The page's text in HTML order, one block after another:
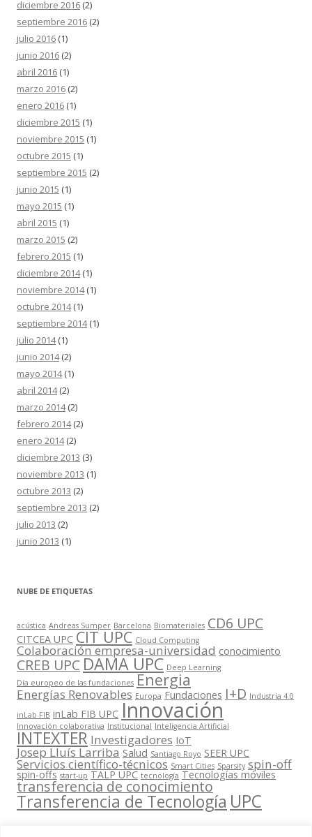
diciembre 2016 (2)
septiembre 2016 (2)
julio 2016 (1)
junio 2016 (2)
abril 2016 (1)
marzo 2016 (2)
enero 2016 (1)
diciembre 2015 (1)
noviembre 2015 (1)
octubre 2015 (1)
septiembre 2015 (2)
junio 2015 (1)
mayo 2015 (1)
abril 2015 (1)
marzo 2015 (2)
febrero 2015 (1)
diciembre 2014(1)
noviembre 2014(1)
octubre 2014(1)
septiembre 2014(1)
julio 2014(1)
junio 2014(2)
mayo 2014(1)
abril 2014(2)
marzo 2014(2)
febrero 2014(2)
enero 2014(2)
diciembre 2013 (3)
noviembre 2013 (1)
octubre 2013 (2)
septiembre 2013 (2)
julio 2013 (2)
junio 2013 (1)
NUBE DE ETIQUETAS
acústica Andreas Sumper Barcelona Biomateriales CD6 UPC
CITCEA UPC CIT UPC Cloud Computing
Colaboración empresa-universidad conocimiento
CREB UPCDAMA UPC Deep Learning
Día europeo de las fundaciones Energia
Energías Renovables Europa Fundaciones I+D Industria 4.0
inLab FIB inLab FIB UPC Innovación
Innovación colaborativa Institucional Inteligencia Artificial
INTEXTER Investigadores IoT
Josep Lluís Larriba Salud Santiago Royo SEER UPC
Servicios científico-técnicos Smart Cities Sparsity spin-off
spin-offs start-up TALP UPC tecnología Tecnologías móviles
transferencia de conocimiento
Transferencia de Tecnología UPC